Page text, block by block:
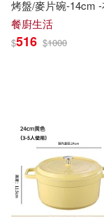
張磊(1)
惠淇源(1)
中國協和醫
中國廣播(1)
中國建材工
烤盤/麥片碗-14cm
餐廚生活
$516 $1000